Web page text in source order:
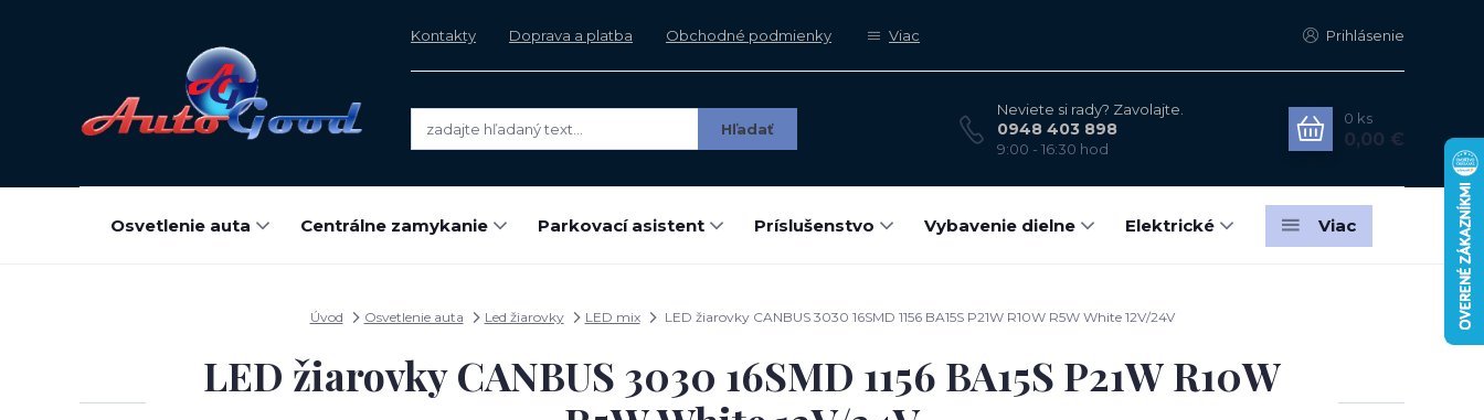
Kontakty Doprava a platba Obchodné podmienky Viac Prihlásenie
Hľadať
Neviete si rady? Zavolajte.
0948 403 898
9:00 - 16:30 hod
0 ks
0,00 €
Osvetlenie auta Centrálne zamykanie Parkovací asistent Príslušenstvo Vybavenie dielne Elektrické Viac
Úvod Osvetlenie auta Led žiarovky LED mix LED žiarovky CANBUS 3030 16SMD 1156 BA15S P21W R10W R5W White 12V/24V
LED žiarovky CANBUS 3030 16SMD 1156 BA15S P21W R10W